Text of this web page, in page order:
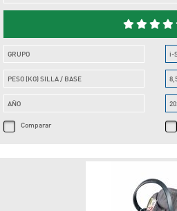
GRUPO
PESO (KG) SILLA / BASE
AÑO
Comparar
i-